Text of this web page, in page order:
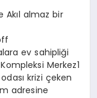
almaz bir
ev sahipliği
Merkez1
krizi çeken
adresine